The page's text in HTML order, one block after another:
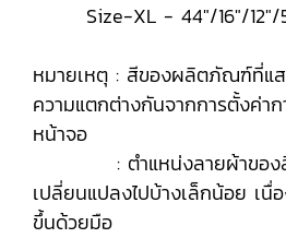
Size-XL - 44"/16"/12"/
หมายเหตุ : สีของผลิตภัณฑ์ที่แส
ความแตกต่างกันจากการตั้งค่า
หน้าจอ
: ตำแหน่งลายผ้าของสิน
เปลี่ยนแปลงไปบ้างเล็กน้อย เนื่
ขึ้นด้วยมือ